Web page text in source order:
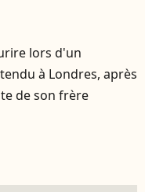
lors d'un
à Londres, après
de son frère